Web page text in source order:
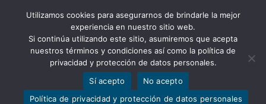
Abrir barra de herramientas
Calificación Junio 2024
Utilizamos cookies para asegurarnos de brindarle la mejor
experiencia en nuestro sitio web.
Si continúa utilizando este sitio, asumiremos que acepta
nuestros términos y condiciones así como la política de
privacidad y protección de datos personales.
Sí acepto
No acepto
Política de privacidad y protección de datos personales